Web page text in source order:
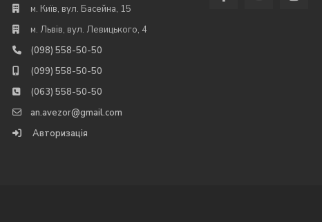
м. Київ, вул. Басейна, 15
м. Львів, вул. Левицького, 4
(098) 558-50-50
(099) 558-50-50
(063) 558-50-50
an.avezor@gmail.com
Авторизація